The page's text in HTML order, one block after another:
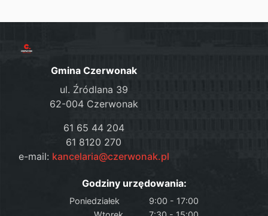
Gmina Czerwonak
ul. Źródlana 39
62-004 Czerwonak
61 65 44 204
61 8120 270
e-mail: kancelaria@czerwonak.pl
Godziny urzędowania:
Poniedziałek
9:00 - 17:00